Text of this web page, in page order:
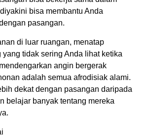
bisa membantu Anda
pasangan.
di luar ruangan, menatap
yang tidak sering Anda lihat ketika
angin bergerak
adalah semua afrodisiak alami.
dekat dengan pasangan daripada
belajar banyak tentang mereka